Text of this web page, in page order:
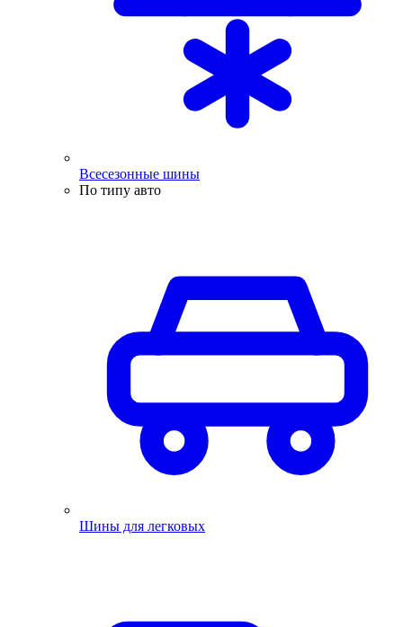
Всесезонные шины
По типу авто
Шины для легковых